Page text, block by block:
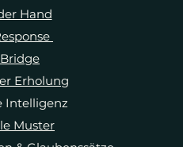
Hand
Erholung
Intelligenz
Muster